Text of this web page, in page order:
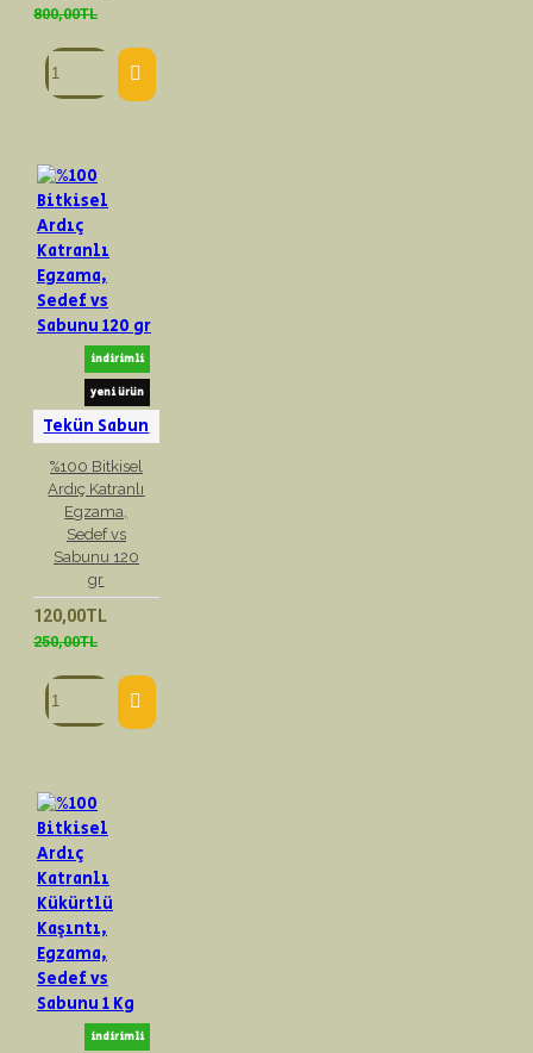
800,00TL
indirimli
yeni ürün
Tekün Sabun
%100 Bitkisel
Ardıç Katranlı
Egzama,
Sedef vs
Sabunu 120
gr
120,00TL
250,00TL
indirimli